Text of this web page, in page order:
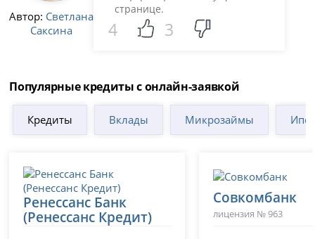
Автор: Светлана
Саксина
странице.
4 3
Популярные кредиты с онлайн-заявкой
Кредиты Вклады Микрозаймы
Ренессанс Банк
(Ренессанс Кредит)
Совкомбанк
лицензия № 963